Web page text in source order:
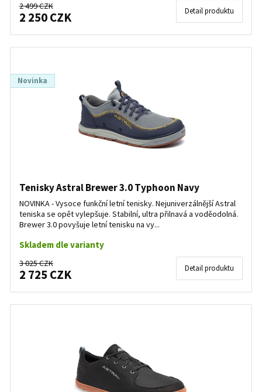
2 499 CZK
2 250 CZK Detail produktu
Novinka
Tenisky Astral Brewer 3.0 Typhoon Navy
NOVINKA - Vysoce funkční letní tenisky. Nejuniverzálnější Astral
teniska se opět vylepšuje. Stabilní, ultra přilnavá a voděodolná.
Brewer 3.0 povyšuje letní tenisku na vy...
Skladem dle varianty
3 025 CZK
2 725 CZK Detail produktu